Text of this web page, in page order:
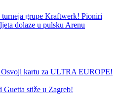
turneja grupe Kraftwerk! Pioniri
dolaze u pulsku Arenu
Osvoji kartu za ULTRA EUROPE!
Guetta stiže u Zagreb!